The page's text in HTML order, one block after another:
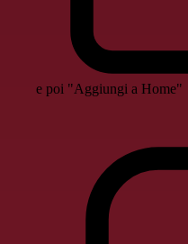
e poi "Aggiungi a Home"